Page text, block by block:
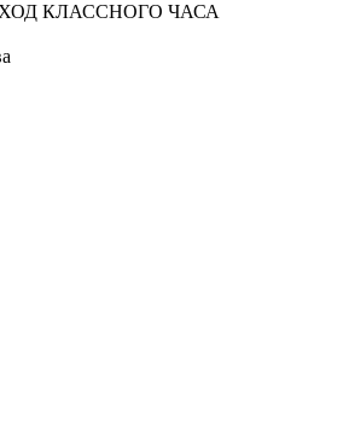
ХОД КЛАССНОГО ЧАСА